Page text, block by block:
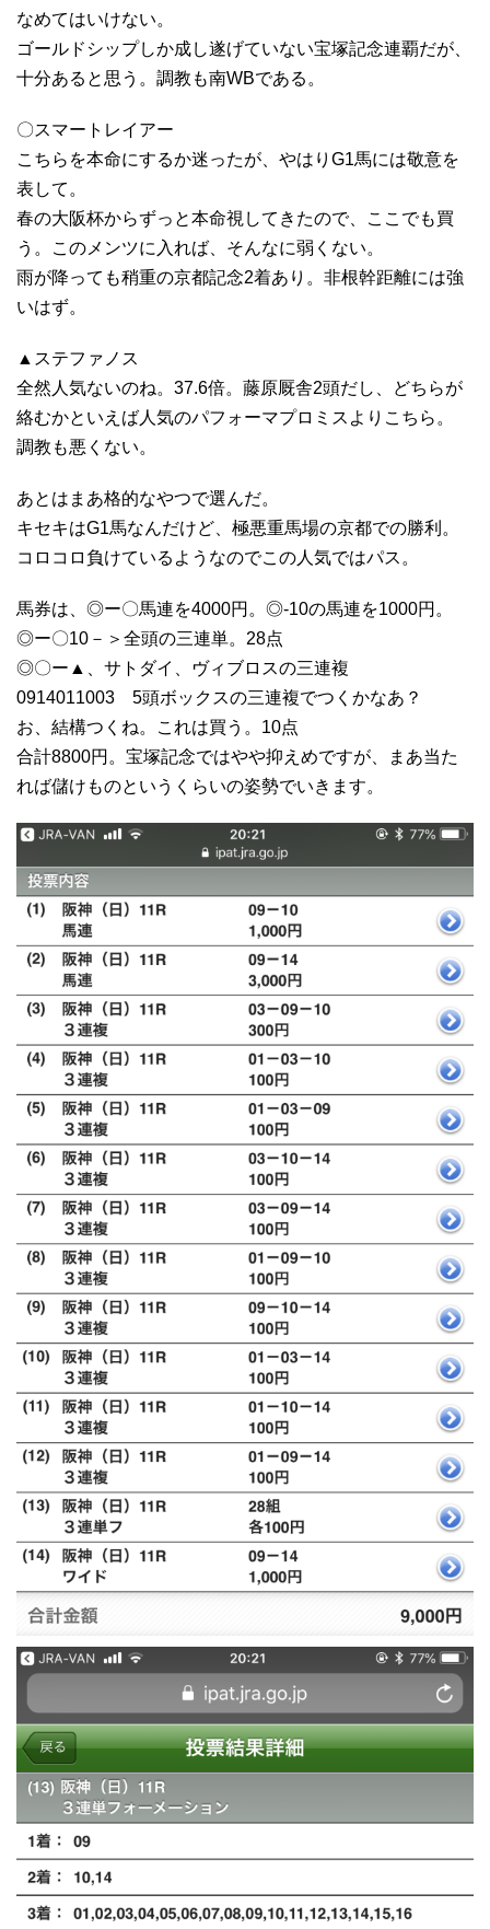
なめてはいけない。
ゴールドシップしか成し遂げていない宝塚記念連覇だが、
十分あると思う。調教も南WBである。
〇スマートレイアー
こちらを本命にするか迷ったが、やはりG1馬には敬意を
表して。
春の大阪杯からずっと本命視してきたので、ここでも買
う。このメンツに入れば、そんなに弱くない。
雨が降っても稍重の京都記念2着あり。非根幹距離には強
いはず。
▲ステファノス
全然人気ないのね。37.6倍。藤原厩舎2頭だし、どちらが
絡むかといえば人気のパフォーマプロミスよりこちら。
調教も悪くない。
あとはまあ格的なやつで選んだ。
キセキはG1馬なんだけど、極悪重馬場の京都での勝利。
コロコロ負けているようなのでこの人気ではパス。
馬券は、◎ー〇馬連を4000円。◎-10の馬連を1000円。
◎ー〇10－＞全頭の三連単。28点
◎〇ー▲、サトダイ、ヴィブロスの三連複
0914011003 5頭ボックスの三連複でつくかなあ？
お、結構つくね。これは買う。10点
合計8800円。宝塚記念ではやや抑えめですが、まあ当た
れば儲けものというくらいの姿勢でいきます。